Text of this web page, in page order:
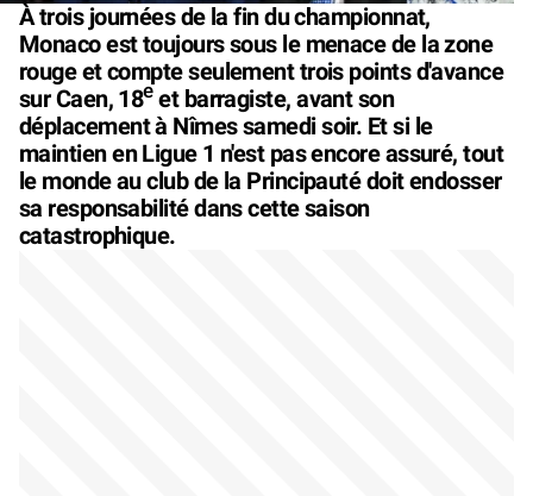
À trois journées de la fin du championnat,
Monaco est toujours sous le menace de la zone
rouge et compte seulement trois points d'avance
sur Caen, 18eet barragiste, avant son
déplacement à Nîmes samedi soir. Et si le
maintien en Ligue 1 n'est pas encore assuré, tout
le monde au club de la Principauté doit endosser
sa responsabilité dans cette saison
catastrophique.